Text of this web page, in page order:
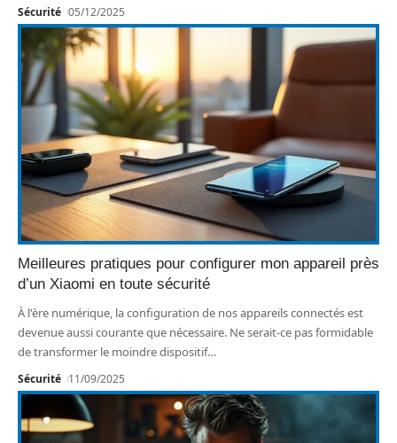
Sécurité 05/12/2025
Meilleures pratiques pour configurer mon appareil près
d’un Xiaomi en toute sécurité
À l'ère numérique, la configuration de nos appareils connectés est
devenue aussi courante que nécessaire. Ne serait-ce pas formidable
de transformer le moindre dispositif…
Sécurité 11/09/2025